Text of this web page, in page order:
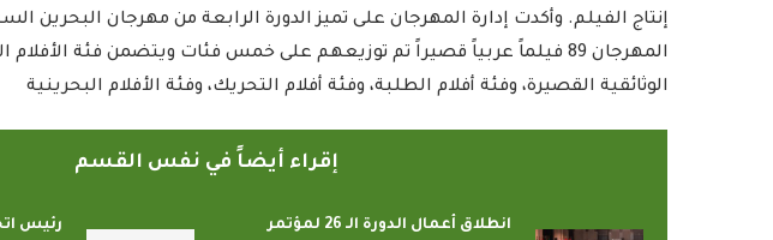
إنتاج الفيلم. وأكدت إدارة المهرجان على تميز الدورة الرابعة من مهرجان البحرين
المهرجان 89 فيلماً عربياً قصيراً تم توزيعهم على خمس فئات ويتضمن فئة الأفلام
الوثائقية القصيرة، وفئة أفلام الطلبة، وفئة أفلام التحريك، وفئة الأفلام البحرينية
إقراء أيضاً في نفس القسم
انطلاق أعمال الدورة الـ 26 لمؤتمر
رئيس